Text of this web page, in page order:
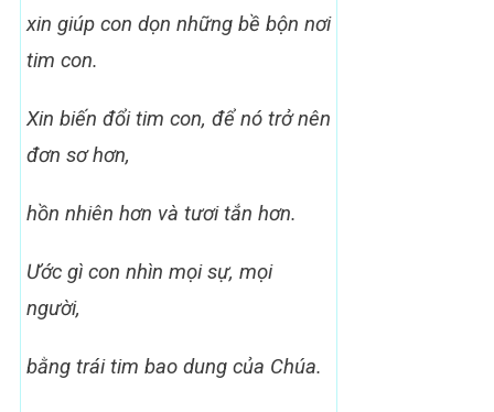
xin giúp con dọn những bề bộn nơi
tim con.
Xin biến đổi tim con, để nó trở nên
đơn sơ hơn,
hồn nhiên hơn và tươi tắn hơn.
Ước gì con nhìn mọi sự, mọi
người,
bằng trái tim bao dung của Chúa.